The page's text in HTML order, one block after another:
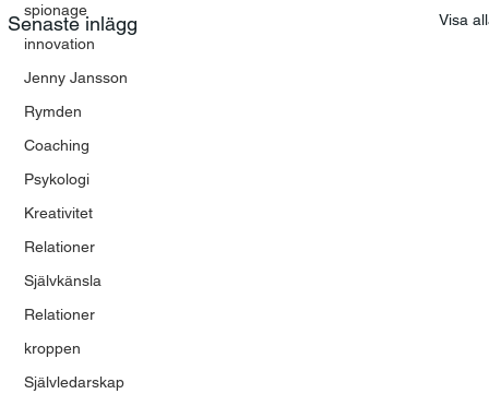
spionage
innovation
Jenny Jansson
Rymden
Coaching
Psykologi
Kreativitet
Relationer
Självkänsla
Relationer
kroppen
Självledarskap
Senaste inlägg Visa